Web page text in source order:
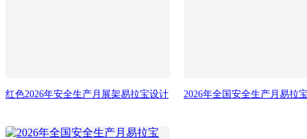
红色2026年安全生产月展架易拉宝设计 2026年全国安全生产月易拉